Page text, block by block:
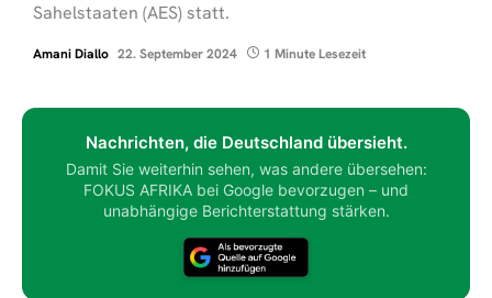
Sahelstaaten (AES) statt.
Amani Diallo 22. September 2024 1 Minute Lesezeit
Nachrichten, die Deutschland übersieht.
Damit Sie weiterhin sehen, was andere übersehen:
FOKUS AFRIKA bei Google bevorzugen – und
unabhängige Berichterstattung stärken.